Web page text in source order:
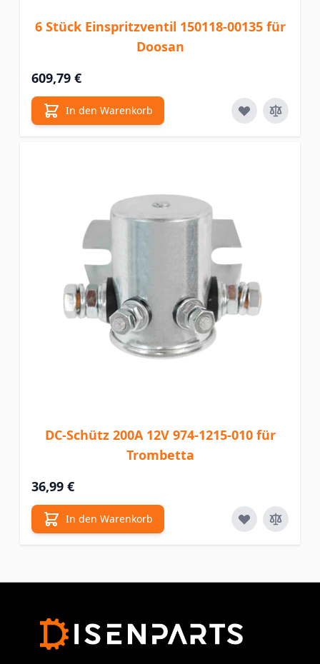
6 Stück Einspritzventil 150118-00135 für
Doosan
609,79 €
In den Warenkorb
DC-Schütz 200A 12V 974-1215-010 für
Trombetta
36,99 €
In den Warenkorb